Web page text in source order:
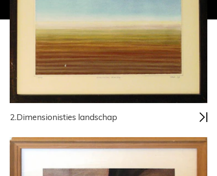
2.Dimensionisties landschap